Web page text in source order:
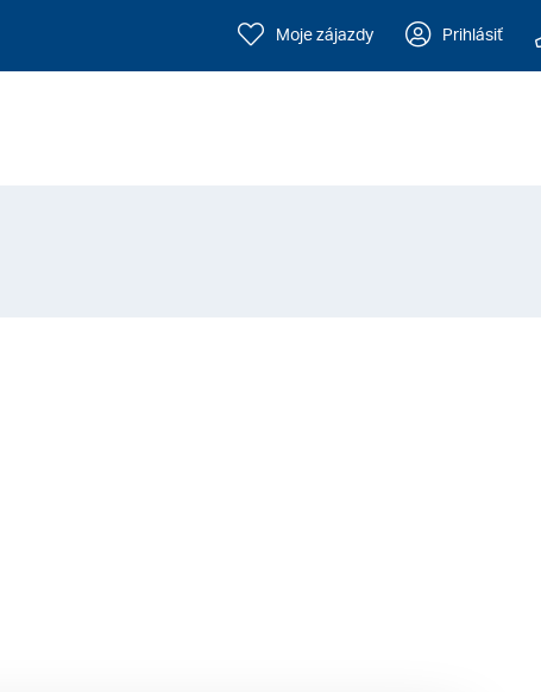
Moje zájazdy Prihlásiť